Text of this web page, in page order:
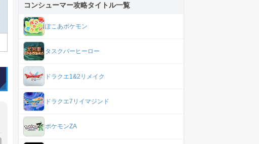
コンシューマー攻略タイトル一覧
ぽこあポケモン
タスクバーヒーロー
ドラクエ1&2リメイク
ドラクエ7リイマジンド
ポケモンZA